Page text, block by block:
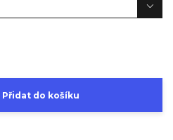
Přidat do košíku